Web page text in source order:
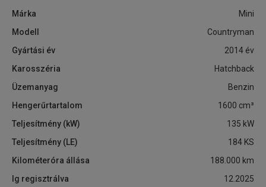
Márka
Mini
Modell
Countryman
Gyártási év
2014 év
Karosszéria
Hatchback
Üzemanyag
Benzin
Hengerűrtartalom
1600 cm³
Teljesítmény (kW)
135 kW
Teljesítmény (LE)
184 KS
Kilométeróra állása
188.000 km
Ig regisztrálva
12.2025